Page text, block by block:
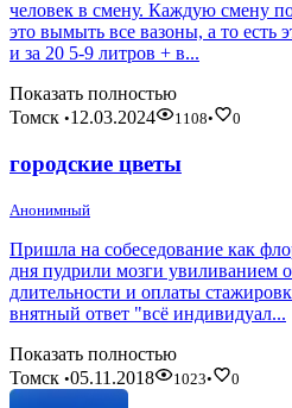
человек в смену. Каждую смену
это вымыть все вазоны, а то есть
и за 20 5-9 литров + в...
Показать полностью
Томск •12.03.2024 1108• 0
городские цветы
Анонимный
Пришла на собеседование как
дня пудрили мозги увиливанием
длительности и оплаты
внятный ответ "всё индивидуал...
Показать полностью
Томск •05.11.2018 1023• 0